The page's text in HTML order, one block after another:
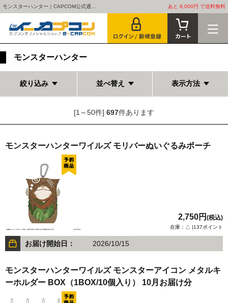
モンスターハンター｜CAPCOM公式通... あと 8,000円 で送料無料
モンスターハンター
絞り込み 並べ替え 表示方法
[1～50件] 697件あります
モンスターハンターワイルズ モリバーぬいぐるみポーチ
2,750円 (税込)
在庫：△ |137ポイント
お届け開始日： 2026/10/15
モンスターハンターワイルズ モンスターアイコン メタルキ
ーホルダー BOX（1BOX/10個入り） 10月お届け分